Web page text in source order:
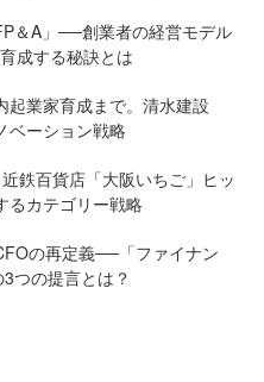
＆A」──創業者の経営モデル
成する秘訣とは
起業家育成まで。清水建設
ベーション戦略
鉄百貨店「大阪いちご」ヒッ
るカテゴリー戦略
の再定義──「ファイナン
つの提言とは？